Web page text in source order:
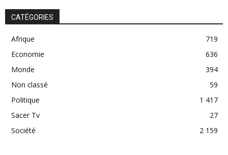
CATÉGORIES
Afrique
719
Economie
636
Monde
394
Non classé
59
Politique
1 417
Sacer Tv
27
Société
2 159